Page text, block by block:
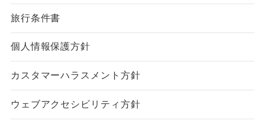
旅行条件書
個人情報保護方針
カスタマーハラスメント方針
ウェブアクセシビリティ方針